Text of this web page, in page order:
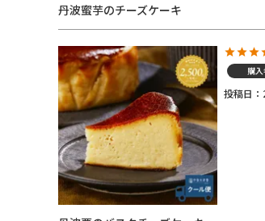
丹波蜜芋のチーズケーキ
購
投稿日